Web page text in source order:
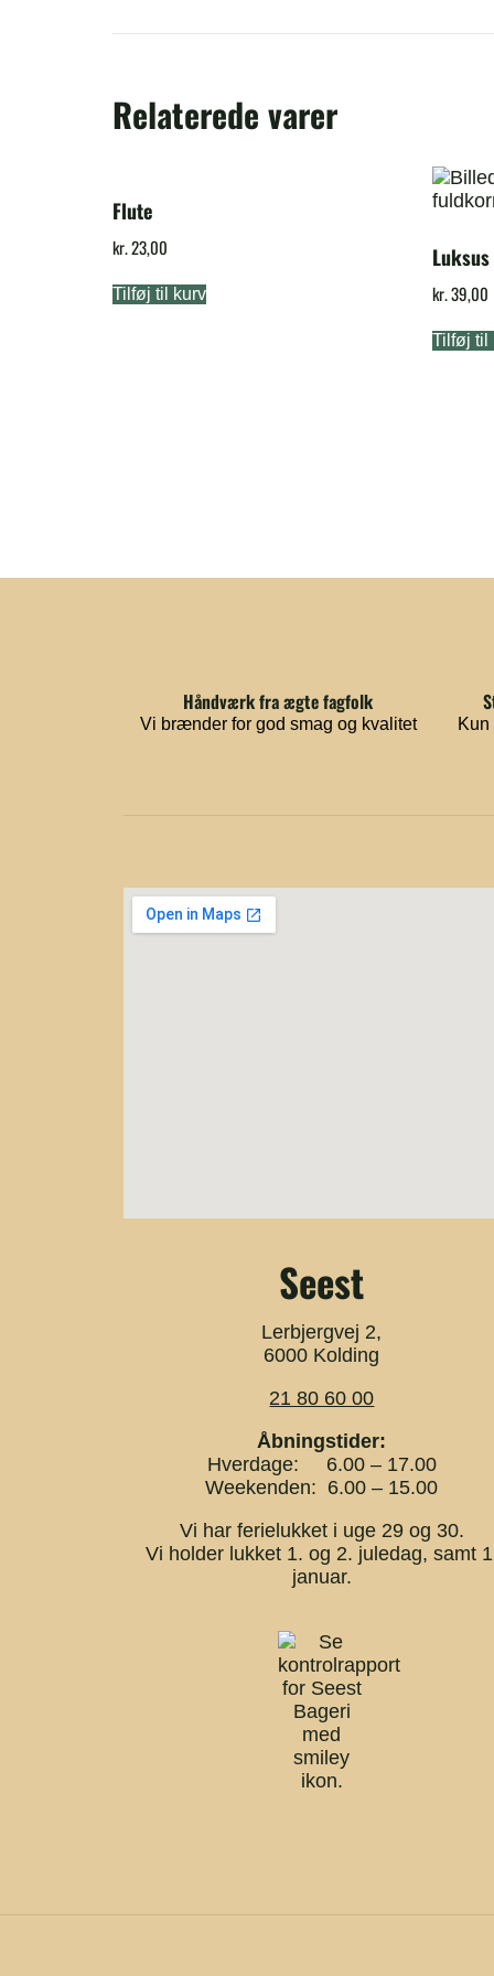
Relaterede varer
Flute
kr.23,00
Tilføj til kurv kr.39,00
Tilføj til
Håndværk fra ægte fagfolk
Vi brænder for god smag og kvalitet
Kun
Seest
Lerbjergvej 2,
6000 Kolding
21 80 60 00
Åbningstider:
Hverdage: 6.00 – 17.00
Weekenden: 6.00 – 15.00
Vi har ferielukket i uge 29 og 30.
Vi holder lukket 1. og 2. juledag, samt
januar.